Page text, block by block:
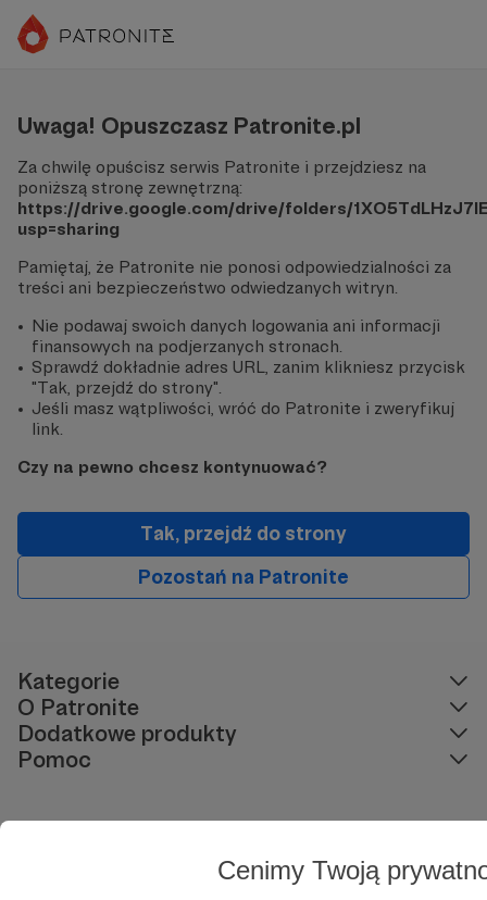
Cenimy Twoją
Uwaga! Opuszczasz Patronite.pl
Za chwilę opuścisz serwis Patronite i przejdziesz na
poniższą stronę zewnętrzną:
https://drive.google.com/drive/folders/
usp=sharing
Pamiętaj, że Patronite nie ponosi odpowiedzialności za
treści ani bezpieczeństwo odwiedzanych witryn.
Nie podawaj swoich danych logowania ani informacji
finansowych na podjerzanych stronach.
Sprawdź dokładnie adres URL, zanim klikniesz przycisk
"Tak, przejdź do strony".
Jeśli masz wątpliwości, wróć do Patronite i zweryfikuj
link.
Czy na pewno chcesz kontynuować?
Tak, przejdź do strony
Pozostań na Patronite
Kategorie
O Patronite
Dodatkowe produkty
Pomoc
Warunki korzystania z serwisu